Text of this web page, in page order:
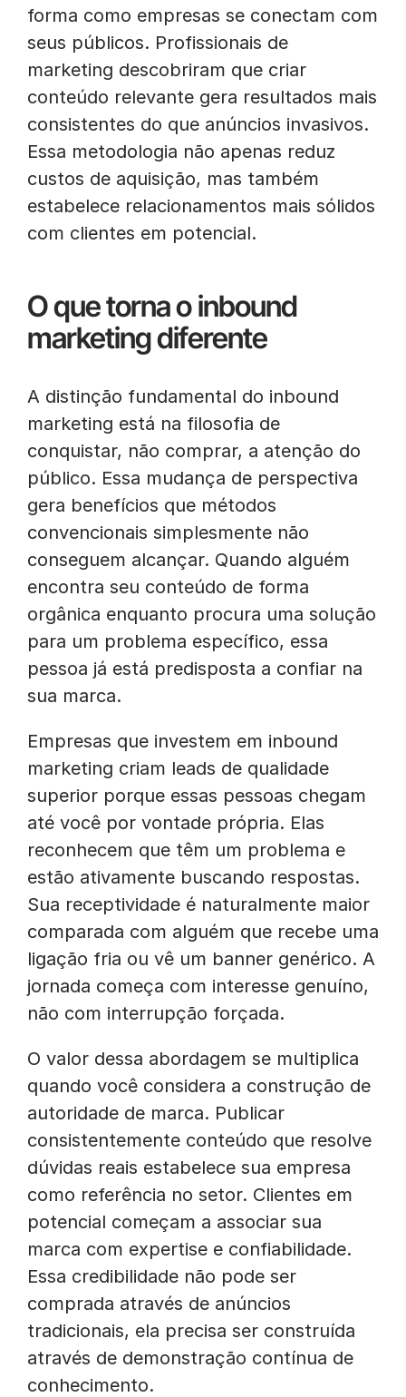
forma como empresas se conectam com
seus públicos. Profissionais de
marketing descobriram que criar
conteúdo relevante gera resultados mais
consistentes do que anúncios invasivos.
Essa metodologia não apenas reduz
custos de aquisição, mas também
estabelece relacionamentos mais sólidos
com clientes em potencial.
O que torna o inbound
marketing diferente
A distinção fundamental do inbound
marketing está na filosofia de
conquistar, não comprar, a atenção do
público. Essa mudança de perspectiva
gera benefícios que métodos
convencionais simplesmente não
conseguem alcançar. Quando alguém
encontra seu conteúdo de forma
orgânica enquanto procura uma solução
para um problema específico, essa
pessoa já está predisposta a confiar na
sua marca.
Empresas que investem em inbound
marketing criam leads de qualidade
superior porque essas pessoas chegam
até você por vontade própria. Elas
reconhecem que têm um problema e
estão ativamente buscando respostas.
Sua receptividade é naturalmente maior
comparada com alguém que recebe uma
ligação fria ou vê um banner genérico. A
jornada começa com interesse genuíno,
não com interrupção forçada.
O valor dessa abordagem se multiplica
quando você considera a construção de
autoridade de marca. Publicar
consistentemente conteúdo que resolve
dúvidas reais estabelece sua empresa
como referência no setor. Clientes em
potencial começam a associar sua
marca com expertise e confiabilidade.
Essa credibilidade não pode ser
comprada através de anúncios
tradicionais, ela precisa ser construída
através de demonstração contínua de
conhecimento.